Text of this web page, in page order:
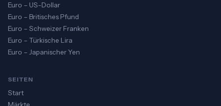
Euro – US-Dollar
Euro – Britisches Pfund
Euro – Schweizer Franken
Euro – Türkische Lira
Euro – Japanischer Yen
SEITEN
Start